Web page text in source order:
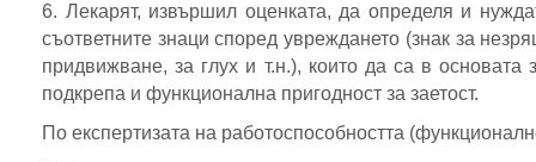
6. Лекарят, извършил оценката, да определя и
съответните знаци според увреждането (знак за
придвижване, за глух и т.н.), които да са в
подкрепа и функционална пригодност за заетост.
По експертизата на работоспособността